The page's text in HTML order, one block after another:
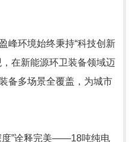
环境始终秉持“科技创新
在新能源环卫装备领域迈
备多场景全覆盖，为城市
”诠释完美——18吨纯电